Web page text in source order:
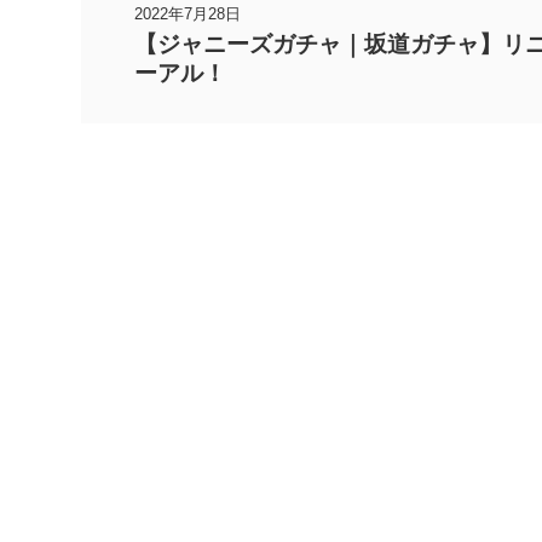
2022年7月28日
【ジャニーズガチャ｜坂道ガチャ】リ
ーアル！